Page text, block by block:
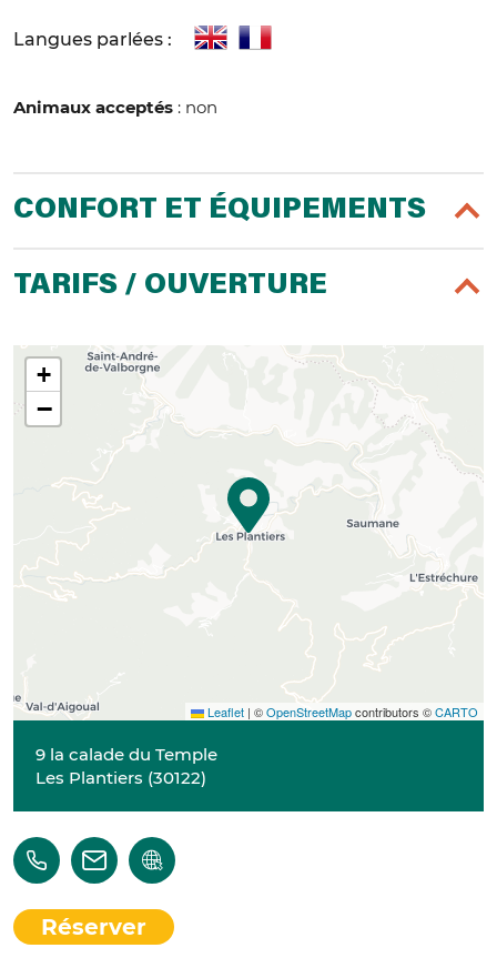
Langues parlées :
Animaux acceptés : non
CONFORT ET ÉQUIPEMENTS
TARIFS / OUVERTURE
+
−
Leaflet | ©OpenStreetMapcontributors ©CARTO
9 la calade du Temple
Les Plantiers (30122)
Réserver